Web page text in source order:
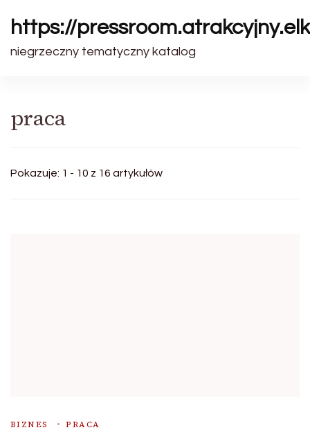
https://
niegrzeczny tematyczny katalog
praca
Pokazuje: 1 - 10 z 16 artykułów
BIZNES PRACA